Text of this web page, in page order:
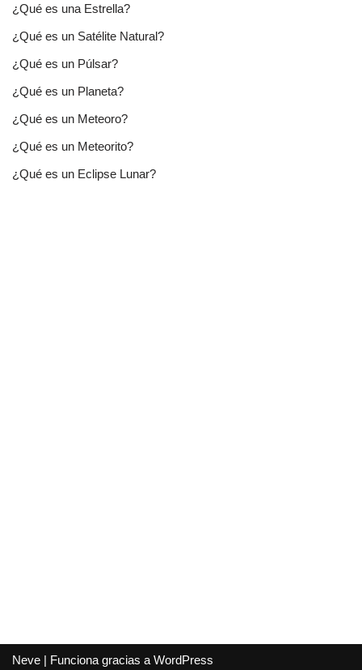
¿Qué es una Estrella?
¿Qué es un Satélite Natural?
¿Qué es un Púlsar?
¿Qué es un Planeta?
¿Qué es un Meteoro?
¿Qué es un Meteorito?
¿Qué es un Eclipse Lunar?
Neve | Funciona gracias a WordPress